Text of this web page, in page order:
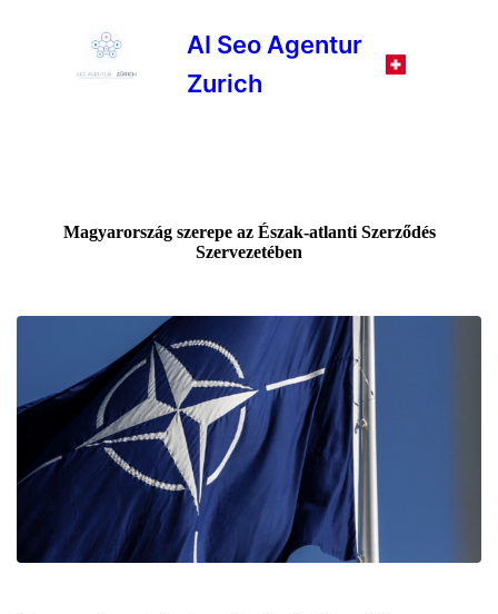
AI Seo Agentur
Zurich
Magyarország szerepe az Észak-atlanti Szerződés
Szervezetében